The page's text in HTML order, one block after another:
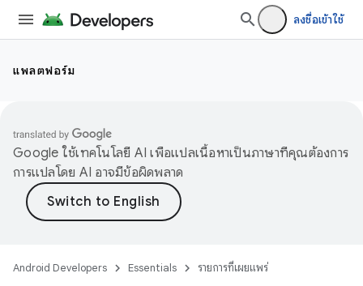
ลงชื่อเข้าใช้
แพลตฟอร์ม
Google ใช้เทคโนโลยี AI เพื่อแปลเนื้อหาเป็นภาษาที่คุณต้องการ
การแปลโดย AI อาจมีข้อผิดพลาด
Android Developers Essentials รายการที่เผยแพร่